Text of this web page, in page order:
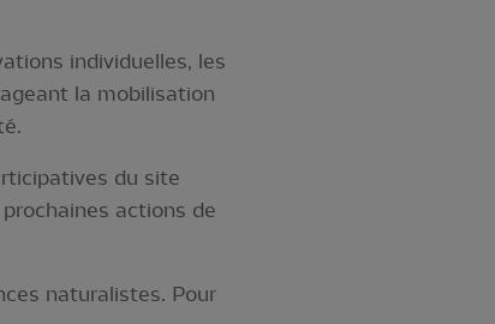
individuelles, les
la mobilisation
du site
actions de
naturalistes. Pour